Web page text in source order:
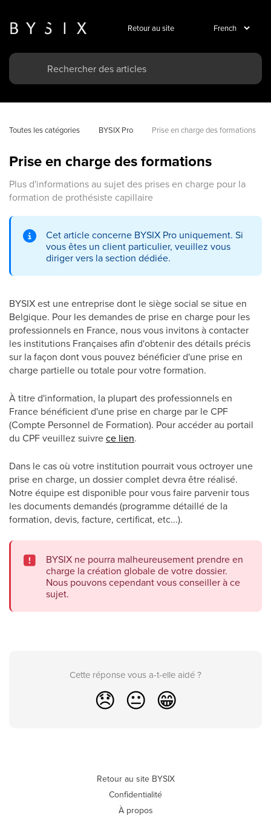
Retour au site
Toutes les catégories BYSIX Pro Prise en charge des formations
Prise en charge des formations
Plus d'informations au sujet des prises en charge pour la
formation de prothésiste capillaire
Cet article concerne BYSIX Pro uniquement. Si
vous êtes un client particulier, veuillez vous
diriger vers la section dédiée.
BYSIX est une entreprise dont le siège social se situe en
Belgique. Pour les demandes de prise en charge pour les
professionnels en France, nous vous invitons à contacter
les institutions Françaises afin d'obtenir des détails précis
sur la façon dont vous pouvez bénéficier d'une prise en
charge partielle ou totale pour votre formation.
À titre d'information, la plupart des professionnels en
France bénéficient d'une prise en charge par le CPF
(Compte Personnel de Formation). Pour accéder au portail
du CPF veuillez suivrece lien.
Dans le cas où votre institution pourrait vous octroyer une
prise en charge, un dossier complet devra être réalisé.
Notre équipe est disponible pour vous faire parvenir tous
les documents demandés (programme détaillé de la
formation, devis, facture, certificat, etc...).
BYSIX ne pourra malheureusement prendre en
charge la création globale de votre dossier.
Nous pouvons cependant vous conseiller à ce
sujet.
Cette réponse vous a-t-elle aidé ?
😞 😐 😁
Retour au site BYSIX
Confidentialité
À propos